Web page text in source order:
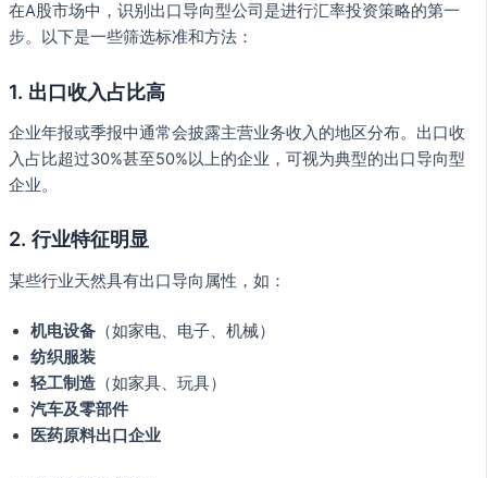
在A股市场中，识别出口导向型公司是进行汇率投资策略的第一
步。以下是一些筛选标准和方法：
1. 出口收入占比高
企业年报或季报中通常会披露主营业务收入的地区分布。出口收
入占比超过30%甚至50%以上的企业，可视为典型的出口导向型
企业。
2. 行业特征明显
某些行业天然具有出口导向属性，如：
机电设备 （如家电、电子、机械）
纺织服装
轻工制造 （如家具、玩具）
汽车及零部件
医药原料出口企业